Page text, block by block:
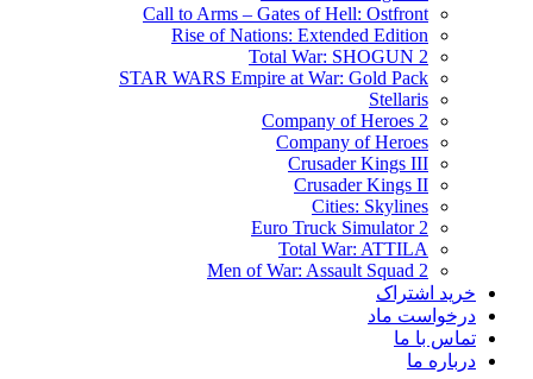
Call to Arms – Gates of Hell: Ostfront
Rise of Nations: Extended Edition
Total War: SHOGUN 2
STAR WARS Empire at War: Gold Pack
Stellaris
Company of Heroes 2
Company of Heroes
Crusader Kings III
Crusader Kings II
Cities: Skylines
Euro Truck Simulator 2
Total War: ATTILA
Men of War: Assault Squad 2
خرید اشتراک
درخواست ماد
تماس با ما
درباره ما